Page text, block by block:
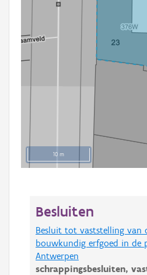
10 m
Besluiten
Besluit tot vaststelling van
bouwkundig erfgoed in de
Antwerpen
schrappingsbesluiten,